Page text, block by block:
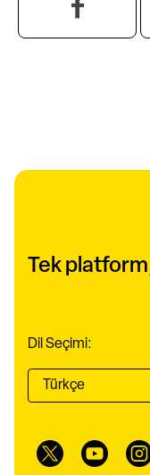
Tek platform,
Dil Seçimi: